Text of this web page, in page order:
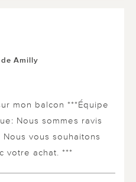
Amilly
mon balcon ***Équipe
Nous sommes ravis
vous souhaitons
votre achat. ***